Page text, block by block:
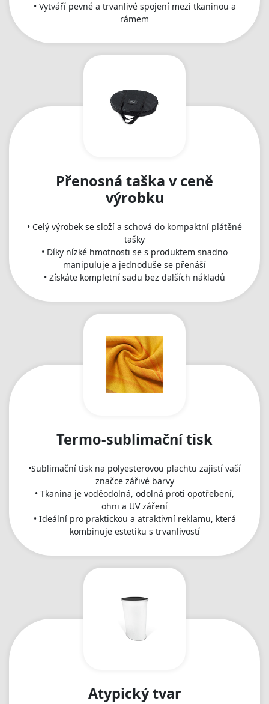
• Vytváří pevné a trvanlivé spojení mezi tkaninou a
rámem
Přenosná taška v ceně
výrobku
• Celý výrobek se složí a schová do kompaktní plátěné
tašky
• Díky nízké hmotnosti se s produktem snadno
manipuluje a jednoduše se přenáší
• Získáte kompletní sadu bez dalších nákladů
Termo-sublimační tisk
•Sublimační tisk na polyesterovou plachtu zajistí vaší
značce zářivé barvy
• Tkanina je voděodolná, odolná proti opotřebení,
ohni a UV záření
• Ideální pro praktickou a atraktivní reklamu, která
kombinuje estetiku s trvanlivostí
Atypický tvar